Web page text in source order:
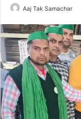
Aaj Tak Samachar